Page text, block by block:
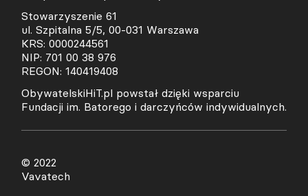
Stowarzyszenie 61
ul. Szpitalna 5/5, 00-031 Warszawa
KRS: 0000244561
NIP: 701 00 38 976
REGON: 140419408
ObywatelskiHiT.pl powstał dzięki wsparciu
Fundacji im. Batorego i darczyńców indywidualnych.
© 2022
Vavatech